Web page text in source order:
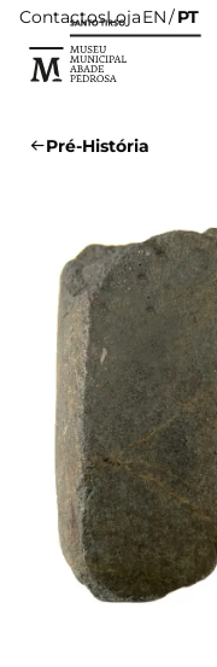
ContactosLojaEN PT
Pré-História